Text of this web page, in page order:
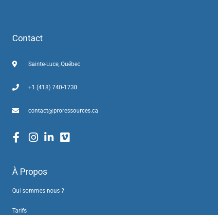
Contact
Sainte-Luce, Québec
+1 (418) 740-1730
contact@proressources.ca
À Propos
Qui sommes-nous ?
Tarifs